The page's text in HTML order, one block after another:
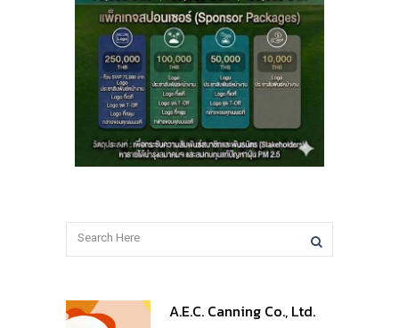
A.E.C. Canning Co., Ltd.